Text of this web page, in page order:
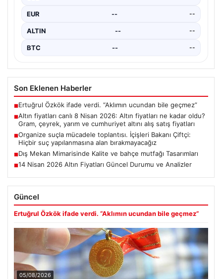
birçok…
EUR -- --
ALTIN -- --
BTC -- --
Son Eklenen Haberler
■Ertuğrul Özkök ifade verdi. “Aklımın ucundan bile geçmez”
■Altın fiyatları canlı 8 Nisan 2026: Altın fiyatları ne kadar oldu?
Gram, çeyrek, yarım ve cumhuriyet altını alış satış fiyatları
■Organize suçla mücadele toplantısı. İçişleri Bakanı Çiftçi:
Hiçbir suç yapılanmasına alan bırakmayacağız
■Dış Mekan Mimarisinde Kalite ve bahçe mutfağı Tasarımları
■14 Nisan 2026 Altın Fiyatları Güncel Durumu ve Analizler
Güncel
Ertuğrul Özkök ifade verdi. “Aklımın ucundan bile geçmez”
05/08/2026